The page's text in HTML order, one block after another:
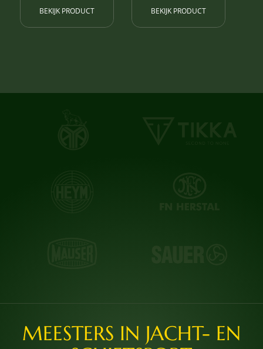
BEKIJK PRODUCT BEKIJK PRODUCT
MEESTERS IN JACHT- EN